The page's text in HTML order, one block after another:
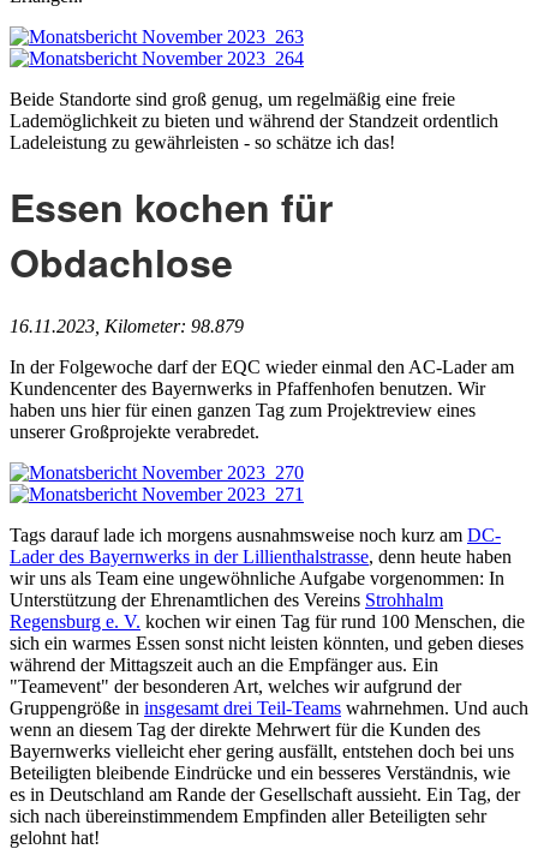
Beide Standorte sind groß genug, um regelmäßig eine freie
Lademöglichkeit zu bieten und während der Standzeit ordentlich
Ladeleistung zu gewährleisten - so schätze ich das!
Essen kochen für
Obdachlose
16.11.2023, Kilometer: 98.879
In der Folgewoche darf der EQC wieder einmal den AC-Lader am
Kundencenter des Bayernwerks in Pfaffenhofen benutzen. Wir
haben uns hier für einen ganzen Tag zum Projektreview eines
unserer Großprojekte verabredet.
Tags darauf lade ich morgens ausnahmsweise noch kurz am DC-
Lader des Bayernwerks in der Lillienthalstrasse, denn heute haben
wir uns als Team eine ungewöhnliche Aufgabe vorgenommen: In
Unterstützung der Ehrenamtlichen des Vereins Strohhalm
Regensburg e. V. kochen wir einen Tag für rund 100 Menschen, die
sich ein warmes Essen sonst nicht leisten könnten, und geben dieses
während der Mittagszeit auch an die Empfänger aus. Ein
"Teamevent" der besonderen Art, welches wir aufgrund der
Gruppengröße in insgesamt drei Teil-Teams wahrnehmen. Und auch
wenn an diesem Tag der direkte Mehrwert für die Kunden des
Bayernwerks vielleicht eher gering ausfällt, entstehen doch bei uns
Beteiligten bleibende Eindrücke und ein besseres Verständnis, wie
es in Deutschland am Rande der Gesellschaft aussieht. Ein Tag, der
sich nach übereinstimmendem Empfinden aller Beteiligten sehr
gelohnt hat!